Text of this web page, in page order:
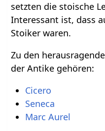
setzten die stoische
Interessant ist, dass
Stoiker waren.
Zu den
der Antike gehören:
Cicero
Seneca
Marc Aurel